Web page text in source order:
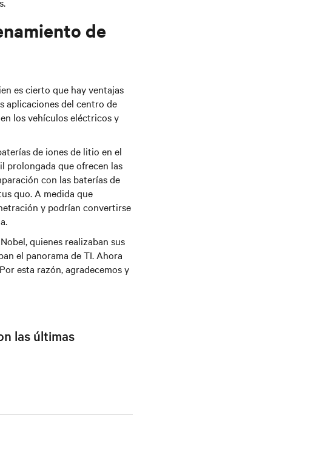
de
es cierto que hay ventajas
aplicaciones del centro de
los vehículos eléctricos y
de iones de litio en el
prolongada que ofrecen las
con las baterías de
quo. A medida que
y podrían convertirse
quienes realizaban sus
el panorama de TI. Ahora
esta razón, agradecemos y
las últimas